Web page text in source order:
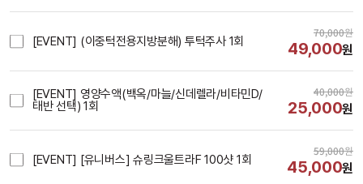
[EVENT] (이중턱전용지방분해) 투턱주사 1회
70,000원
49,000원
[EVENT] 영양수액(백옥/마늘/신데렐라/비타민D/
태반 선택) 1회
40,000원
25,000원
[EVENT] [유니버스] 슈링크울트라F 100샷 1회
59,000원
45,000원